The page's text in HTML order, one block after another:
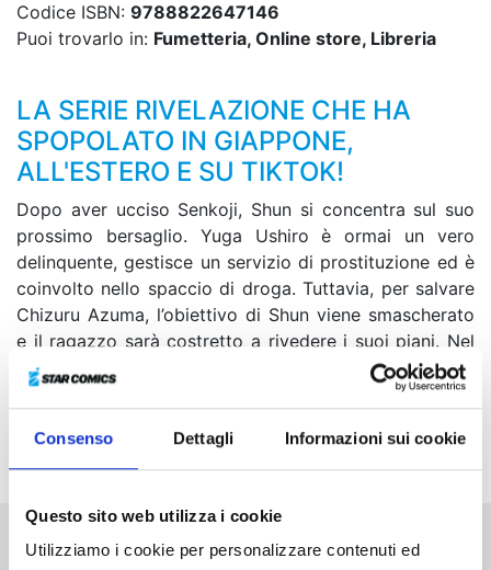
Consenso Dettagli Informazioni sui cookie
Questo sito web utilizza i cookie
Utilizziamo i cookie per personalizzare contenuti ed
Codice ISBN: 9788822647146
Puoi trovarlo in: Fumetteria, Online store, Libreria
LA SERIE RIVELAZIONE CHE HA
SPOPOLATO IN GIAPPONE,
ALL'ESTERO E SU TIKTOK!
Dopo aver ucciso Senkoji, Shun si concentra sul suo
prossimo bersaglio. Yuga Ushiro è ormai un vero
delinquente, gestisce un servizio di prostituzione ed è
coinvolto nello spaccio di droga. Tuttavia, per salvare
Chizuru Azuma, l’obiettivo di Shun viene smascherato
e il ragazzo sarà costretto a rivedere i suoi piani. Nel
frattempo, anche la polizia inizia a indagare su di lui,
ma gli agenti non sanno che Shun sta per mettere
chiamato a rapporto i suoi “soldati”...